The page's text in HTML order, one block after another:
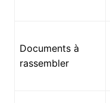
Documents à
rassembler